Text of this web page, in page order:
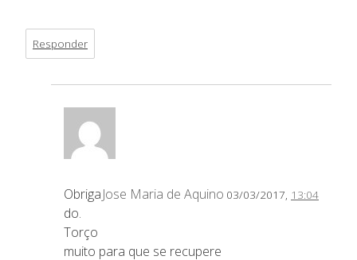
Responder
Jose Maria de Aquino 03/03/2017, 13:04
Obriga
do.
Torço
muito para que se recupere